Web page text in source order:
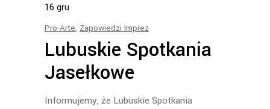
16 gru
Pro-Arte, Zapowiedzi Imprez
Lubuskie Spotkania
Jasełkowe
Informujemy, że Lubuskie Spotkania